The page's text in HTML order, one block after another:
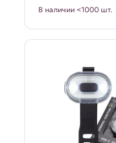
В наличии <1000 шт.